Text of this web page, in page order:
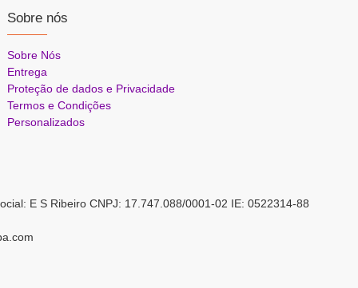
Sobre nós
Sobre Nós
Entrega
Proteção de dados e Privacidade
Termos e Condições
Personalizados
E S Ribeiro CNPJ: 17.747.088/0001-02 IE: 0522314-88